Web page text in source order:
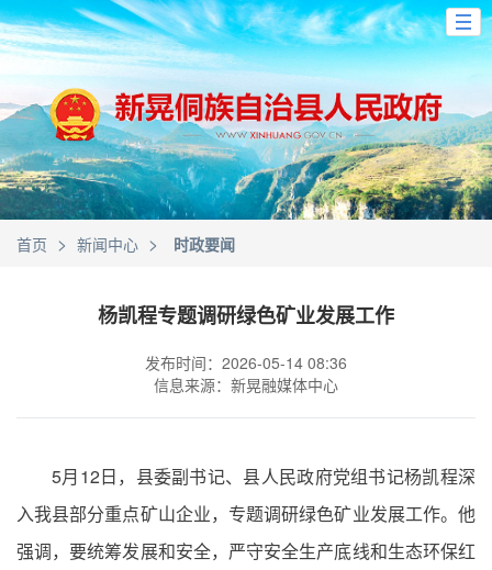
首页 > 新闻中心 > 时政要闻
杨凯程专题调研绿色矿业发展工作
发布时间：2026-05-14 08:36
信息来源：新晃融媒体中心
5月12日，县委副书记、县人民政府党组书记杨凯程深
入我县部分重点矿山企业，专题调研绿色矿业发展工作。他
强调，要统筹发展和安全，严守安全生产底线和生态环保红